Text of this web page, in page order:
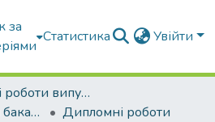
за
Статистика Увійти
Атестаційні роботи випускників
Атестаційні роботи бакалаврів
Дипломні роботи